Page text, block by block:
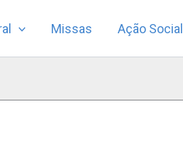
Missas Ação Social